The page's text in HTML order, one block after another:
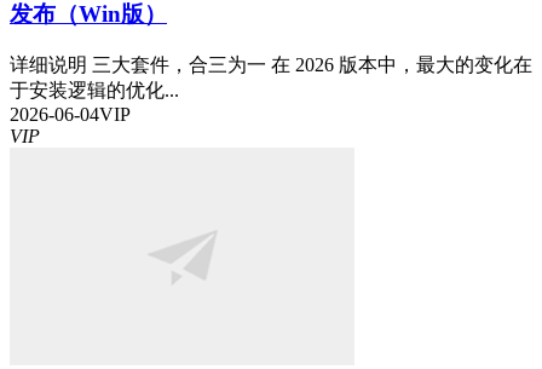
发布（Win版）
详细说明 三大套件，合三为一 在 2026 版本中，最大的变化在
于安装逻辑的优化...
2026-06-04VIP
VIP